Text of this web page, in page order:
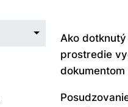
Zbaliť
podmenu
Životné
prostredie
Ako
prostredie